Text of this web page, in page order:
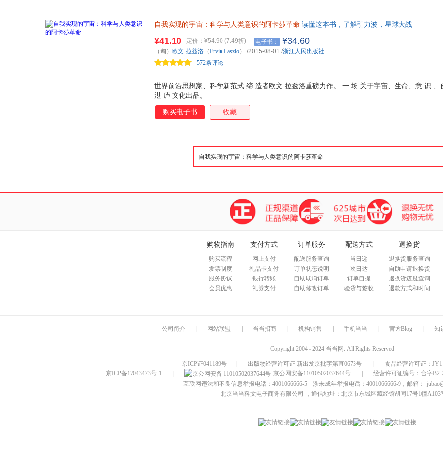
手机
自我实现的宇宙：科学与人类意识的阿卡莎革命 读懂这本书，了解引力波，星球大战
世界前沿思想家、科学新范式 缔 造者欧文 拉兹洛重磅力作。 一 场 关于宇宙、生命、意 识 、
湛 庐 文化出品。
¥41.10 定价： ¥54.90 (7.49折) 电子书： ¥34.60
572条评论
（匈） 欧文·拉兹洛 （Ervin Laszlo） /2015-08-01 /浙江人民出版社
购买电子书 收藏
购物指南
购买流程
发票制度
服务协议
会员优惠
支付方式
网上支付
礼品卡支付
银行转账
礼券支付
订单服务
配送服务查询
订单状态说明
自助取消订单
自助修改订单
配送方式
当日递
次日达
订单自提
验货与签收
退换货
退换货服务查询
自助申请退换货
退换货进度查询
退款方式和时间
公司简介 网站联盟 当当招商 机构销售 手机当当 官方Blog 知
Copyright 2004 - 2024 当当网. All Rights Reserved
京ICP证041189号 出版物经营许可证 新出发京批字第直0673号
食品经营许可证：
京ICP备17043473号-1
京公网安备11010502037644号 经营许可证编号：合字B2-
互联网违法和不良信息举报电话：4001066666-5，涉未成年举报电话：4001066666-9，邮箱：
北京当当科文电子商务有限公司
，通信地址：北京市东城区藏经馆胡同17号1幢A103